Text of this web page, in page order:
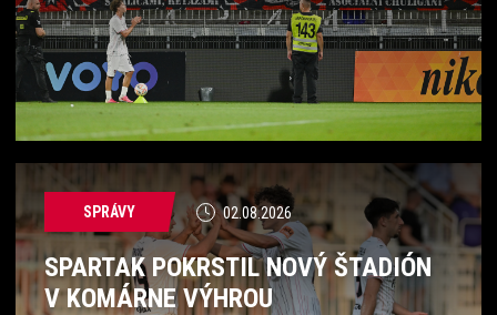
SPRÁVY 02.08.2026
SPARTAK POKRSTIL NOVÝ ŠTADIÓN
V KOMÁRNE VÝHROU